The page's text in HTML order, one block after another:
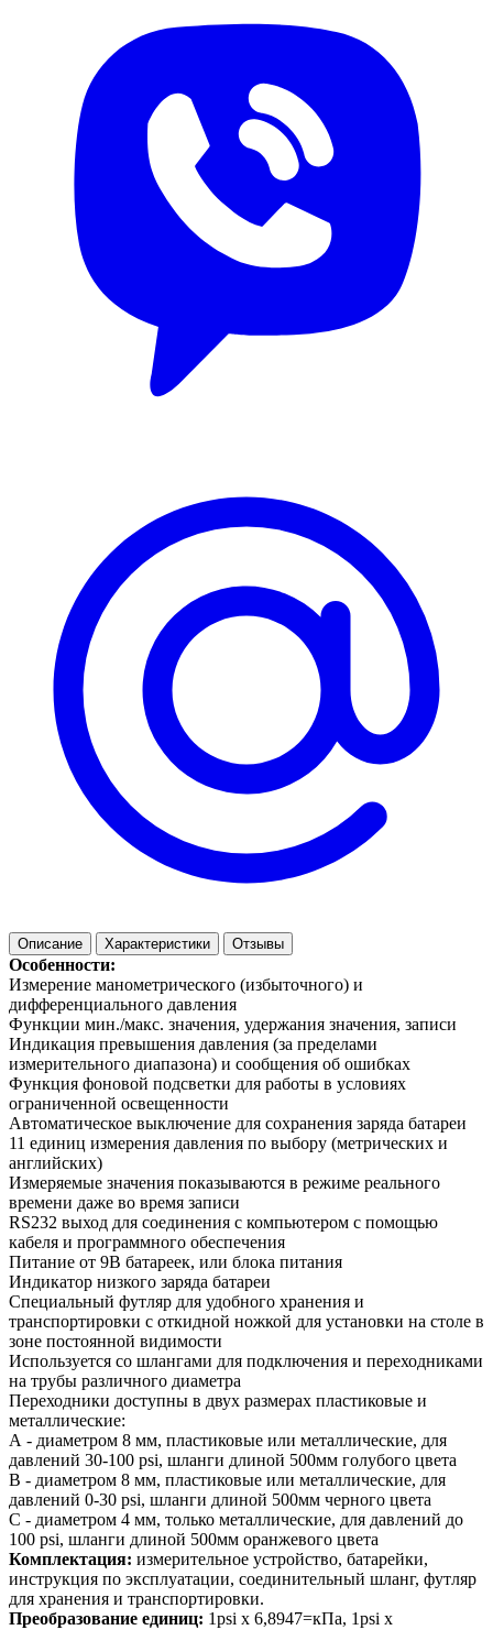
Описание Характеристики Отзывы
Особенности:
Измерение манометрического (избыточного) и
дифференциального давления
Функции мин./макс. значения, удержания значения, записи
Индикация превышения давления (за пределами
измерительного диапазона) и сообщения об ошибках
Функция фоновой подсветки для работы в условиях
ограниченной освещенности
Автоматическое выключение для сохранения заряда батареи
11 единиц измерения давления по выбору (метрических и
английских)
Измеряемые значения показываются в режиме реального
времени даже во время записи
RS232 выход для соединения с компьютером с помощью
кабеля и программного обеспечения
Питание от 9В батареек, или блока питания
Индикатор низкого заряда батареи
Специальный футляр для удобного хранения и
транспортировки с откидной ножкой для установки на столе в
зоне постоянной видимости
Используется со шлангами для подключения и переходниками
на трубы различного диаметра
Переходники доступны в двух размерах пластиковые и
металлические:
А - диаметром 8 мм, пластиковые или металлические, для
давлений 30-100 psi, шланги длиной 500мм голубого цвета
В - диаметром 8 мм, пластиковые или металлические, для
давлений 0-30 psi, шланги длиной 500мм черного цвета
С - диаметром 4 мм, только металлические, для давлений до
100 psi, шланги длиной 500мм оранжевого цвета
Комплектация: измерительное устройство, батарейки,
инструкция по эксплуатации, соединительный шланг, футляр
для хранения и транспортировки.
Преобразование единиц: 1psi x 6,8947=кПа, 1psi x